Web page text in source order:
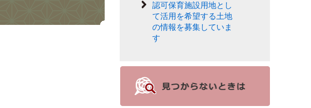
認可保育施設用地とし
て活用を希望する土地
の情報を募集していま
す